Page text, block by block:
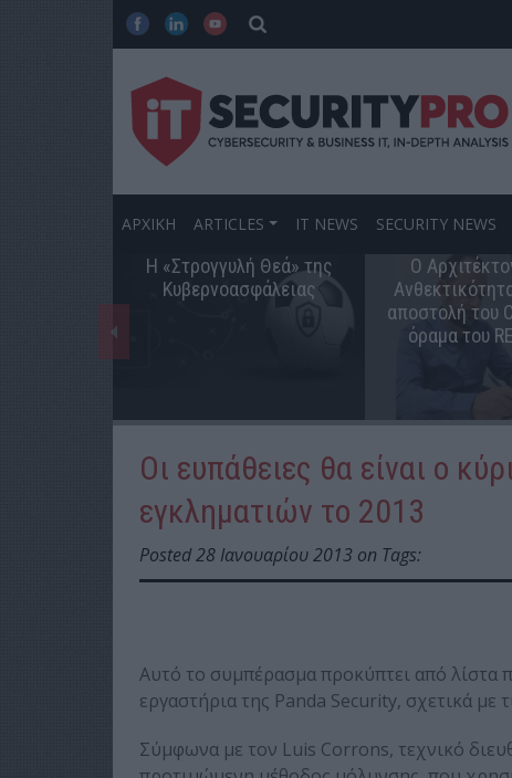
ΑΡΧΙΚΗ ARTICLES IT NEWS SECURITY NEWS
Η «Στρογγυλή Θεά» της
Κυβερνοασφάλειας
Ο
αποστολή του
όραμα του
Οι ευπάθειες θα είναι ο
εγκληματιών το 2013
Posted 28 Ιανουαρίου 2013 on Tags:
Αυτό το συμπέρασμα προκύπτει από λίστα
εργαστήρια της Panda Security, σχετικά με
Σύμφωνα με τον Luis Corrons, τεχνικό